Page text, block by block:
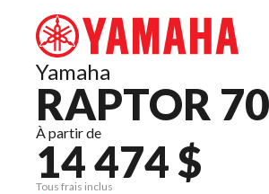
Yamaha
RAPTOR
À partir de
14 474 $
Tous frais inclus